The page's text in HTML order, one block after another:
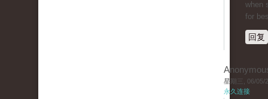
when
for
回复
星期三, 06/05/
永久连接